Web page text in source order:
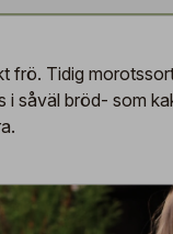
frö. Tidig
i såväl bröd- som